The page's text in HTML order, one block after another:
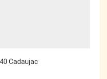
Cadaujac